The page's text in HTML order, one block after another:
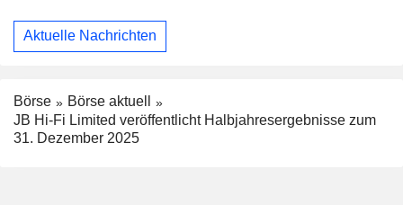
Aktuelle Nachrichten
Börse
Börse aktuell
JB Hi-Fi Limited veröffentlicht Halbjahresergebnisse zum
31. Dezember 2025